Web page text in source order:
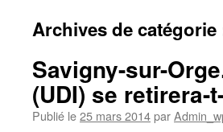
Archives de catégorie
Savigny-sur-
(UDI) se retirera-
Publié le25 mars 2014par